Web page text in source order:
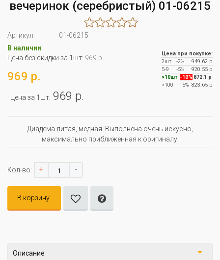
вечеринок (серебристый) 01-06215
Артикул:
01-06215
В наличии
Цена без скидки за 1шт: 969 р.
969 р.
Цена за 1шт: 969 р.
Цена при покупке:
2шт
-2%
949.62 р
5-9
-5%
920.55 р
>10шт -10% 872.1 р
>100
-15% 823.65 р
Диадема литая, медная. Выполнена очень искусно,
максимально приближенная к оригиналу.
Кол-во: + -
В корзину
Описание